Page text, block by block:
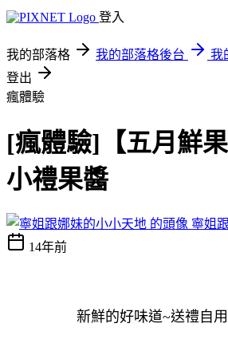
登入
我的部落格 我的部落格後台
我
登出
瘋體驗
[瘋體驗]【五月鮮
小禮果醬
寧姐
14年前
新鮮的好味道~送禮自